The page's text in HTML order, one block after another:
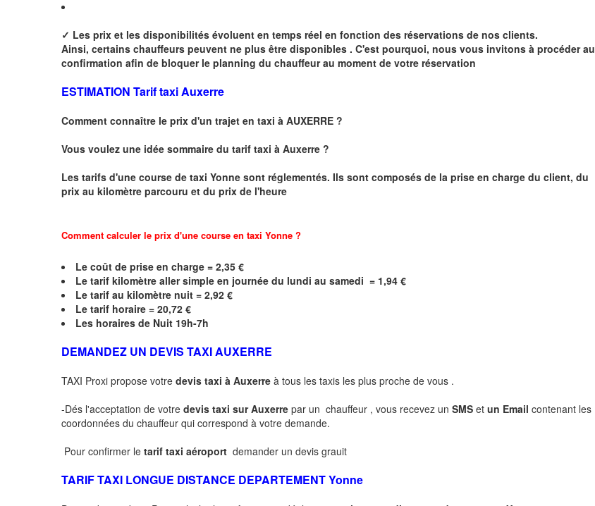
✓ Les prix et les disponibilités évoluent en temps réel en fonction des réservations de nos clients.
Ainsi, certains chauffeurs peuvent ne plus être disponibles . C'est pourquoi, nous vous invitons à procéder au
confirmation afin de bloquer le planning du chauffeur au moment de votre réservation
ESTIMATION Tarif taxi Auxerre
Comment connaître le prix d'un trajet en taxi à AUXERRE ?
Vous voulez une idée sommaire du tarif taxi à Auxerre ?
Les tarifs d'une course de taxi Yonne sont réglementés. Ils sont composés de la prise en charge du client, du
prix au kilomètre parcouru et du prix de l'heure
Comment calculer le prix d'une course en taxi Yonne ?
Le coût de prise en charge = 2,35 €
Le tarif kilomètre aller simple en journée du lundi au samedi = 1,94 €
Le tarif au kilomètre nuit = 2,92 €
Le tarif horaire = 20,72 €
Les horaires de Nuit 19h-7h
DEMANDEZ UN DEVIS TAXI AUXERRE
TAXI Proxi propose votre devis taxi à Auxerre à tous les taxis les plus proche de vous .
-Dés l'acceptation de votre devis taxi sur Auxerre par un chauffeur , vous recevez un SMS et un Email contenant les
coordonnées du chauffeur qui correspond à votre demande.
Pour confirmer le tarif taxi aéroport demander un devis grauit
TARIF TAXI LONGUE DISTANCE DEPARTEMENTYonne